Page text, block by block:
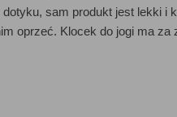
sam produkt jest lekki i
oprzeć. Klocek do jogi ma